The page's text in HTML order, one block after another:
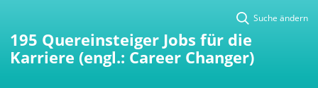
Suche ändern
195 Quereinsteiger Jobs für die
Karriere (engl.: Career Changer)